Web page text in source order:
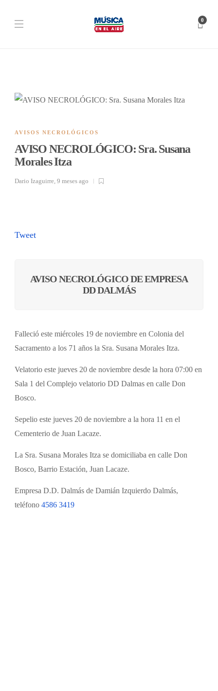
0
AVISOS NECROLÓGICOS
AVISO NECROLÓGICO: Sra. Susana
Morales Itza
Dario Izaguirre, 9 meses ago
Tweet
AVISO NECROLÓGICO DE EMPRESA
DD DALMÁS
Falleció este miércoles 19 de noviembre en Colonia del
Sacramento a los 71 años la Sra. Susana Morales Itza.
Velatorio este jueves 20 de noviembre desde la hora 07:00 en
Sala 1 del Complejo velatorio DD Dalmas en calle Don
Bosco.
Sepelio este jueves 20 de noviembre a la hora 11 en el
Cementerio de Juan Lacaze.
La Sra. Susana Morales Itza se domiciliaba en calle Don
Bosco, Barrio Estación, Juan Lacaze.
Empresa D.D. Dalmás de Damián Izquierdo Dalmás,
teléfono 4586 3419